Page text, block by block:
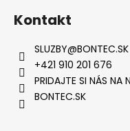
Kontakt
SLUZBY@BONTEC.SK
+421 910 201 676
PRIDAJTE SI NÁS NA
BONTEC.SK